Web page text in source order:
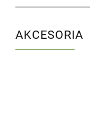
AKCESORIA